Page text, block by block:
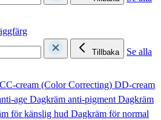
Tillbaka
Se alla
CC-cream (Color Correcting) DD-cream
age Dagkräm anti-pigmentDagkräm
för känslig hud Dagkräm för normal